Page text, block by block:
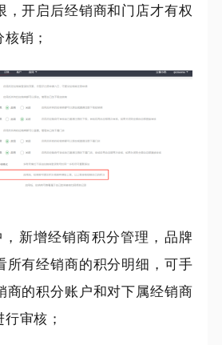
，开启后经销商和门店才有权
销；
新增经销商积分管理，品牌
所有经销商的积分明细，可手
商的积分账户和对下属经销商
审核；